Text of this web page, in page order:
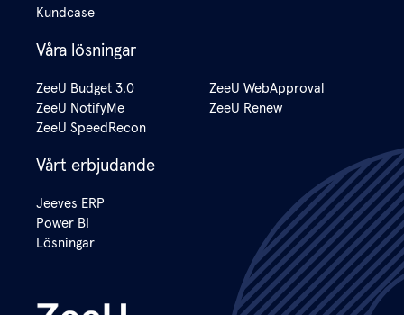
Kundcase
Våra lösningar
ZeeU Budget 3.0
ZeeU NotifyMe
ZeeU SpeedRecon
ZeeU WebApproval
ZeeU Renew
Vårt erbjudande
Jeeves ERP
Power BI
Lösningar